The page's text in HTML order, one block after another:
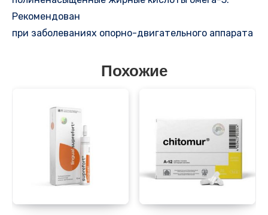
Рекомендован
при заболеваниях опорно-двигательного аппарата
Похожие